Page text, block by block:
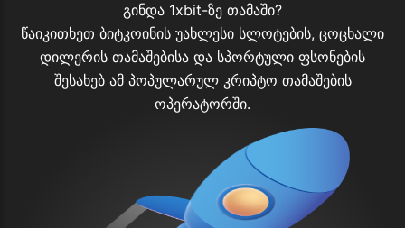
გინდა 1xbit-ზე თამაში?
წაიკითხეთ ბიტკოინის უახლესი სლოტების, ცოცხალი
დილერის თამაშებისა და სპორტული ფსონების
შესახებ ამ პოპულარულ კრიპტო თამაშების
ოპერატორში.